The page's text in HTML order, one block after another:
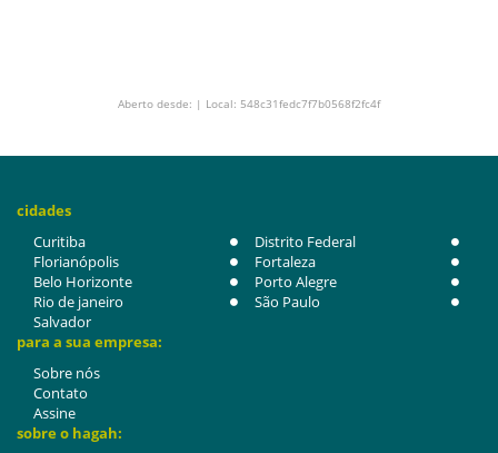
Aberto desde: | Local: 548c31fedc7f7b0568f2fc4f
cidades
Curitiba
Distrito Federal
Florianópolis
Fortaleza
Belo Horizonte
Porto Alegre
Rio de janeiro
São Paulo
Salvador
para a sua empresa:
Sobre nós
Contato
Assine
sobre o hagah: